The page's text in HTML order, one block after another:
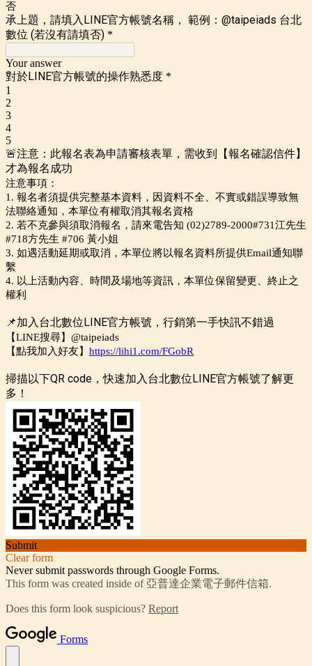
否
承上題，請填入LINE官方帳號名稱， 範例：@taipeiads 台北
數位 (若沒有請填否) *
Your answer
對於LINE官方帳號的操作熟悉度 *
1
2
3
4
5
🚨注意：此報名表為申請審核表單，需收到【報名確認信件】
才為報名成功
注意事項：
1. 報名者須提供完整基本資料，因資料不全、不實或錯誤導致無
法聯絡通知，本單位有權取消其報名資格
2. 若不克參與須取消報名，請來電告知 (02)2789-2000#731江先生
#718方先生 #706 黃小姐
3. 如遇活動延期或取消，本單位將以報名資料所提供Email通知聯
繫
4. 以上活動內容、時間及場地等資訊，本單位保留變更、終止之
權利
📌加入台北數位LINE官方帳號，行銷第一手快訊不錯過
【LINE搜尋】@taipeiads
【點我加入好友】 https://lihi1.com/FGobR
掃描以下QR code，快速加入台北數位LINE官方帳號了解更
多！
Submit
Clear form
Never submit passwords through Google Forms.
This form was created inside of 亞普達企業電子郵件信箱.
Does this form look suspicious? Report
Forms